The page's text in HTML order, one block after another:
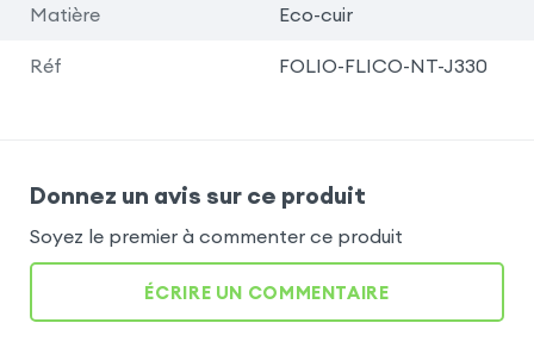
Matière Eco-cuir
Réf FOLIO-FLICO-NT-J330
Donnez un avis sur ce produit
Soyez le premier à commenter ce produit
ÉCRIRE UN COMMENTAIRE